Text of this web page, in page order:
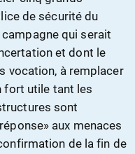
de sécurité du
qui serait
et dont le
vocation, à remplacer
fort utile tant les
sont
aux menaces
de la fin de